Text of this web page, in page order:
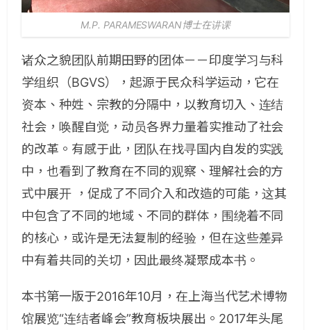
M.P. PARAMESWARAN博士在讲课
诸众之貌团队前期田野的团体－－印度学习与科
学组织（BGVS），起源于民众科学运动，它在
资本、种姓、宗教的分隔中，以教育切入、连结
社会，唤醒自觉，动员各界力量着实推动了社会
的改革。有感于此，团队在找寻国内自发的实践
中，也看到了教育在不同的观察、理解社会的方
式中展开 ，促成了不同介入和改造的可能，这其
中包含了不同的地域、不同的群体，围绕着不同
的核心，或许是无法复制的经验，但在这些差异
中有着共同的关切，因此最终凝聚成本书。
本书第一版于2016年10月，在上海当代艺术博物
馆展览“连结者峰会”教育板块展出。2017年头尾